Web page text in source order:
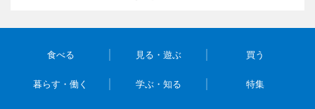
食べる 見る・遊ぶ 買う
暮らす・働く 学ぶ・知る 特集